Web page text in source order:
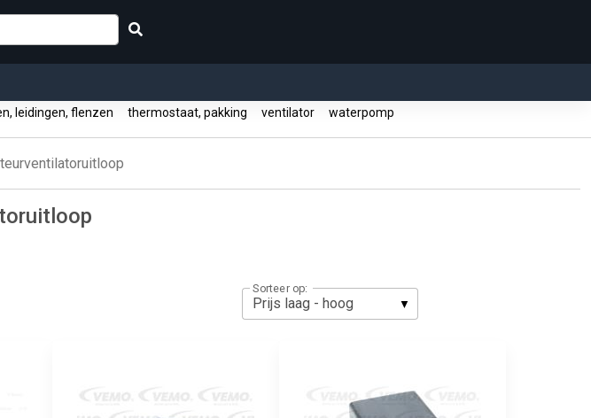
leidingen, flenzen thermostaat, pakking ventilator waterpomp
Sorteer op: